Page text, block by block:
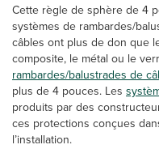
Cette règle de sphère de 4
systèmes de rambardes/
câbles ont plus de don que
composite, le métal ou le
rambardes/balustrades de
plus de 4 pouces. Les
produits par des
ces protections conçues
l’installation.